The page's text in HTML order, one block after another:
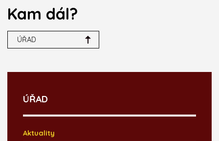
Kam dál?
ÚŘAD
ÚŘAD
Aktuality